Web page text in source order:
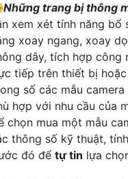
Những trang bị thông
xem xét tính năng bổ
xoay ngang, xoay
dây, tích hợp công
tiếp trên thiết bị
số các mẫu
hợp với nhu cầu của
chọn mua một mẫu
thông số kỹ thuật,
đó để tự tin lựa